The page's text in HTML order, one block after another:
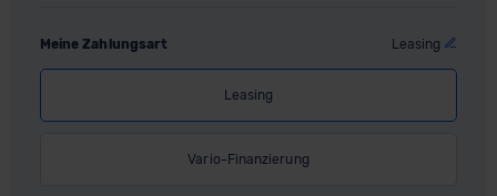
Meine Zahlungsart Leasing
Leasing
Vario-Finanzierung